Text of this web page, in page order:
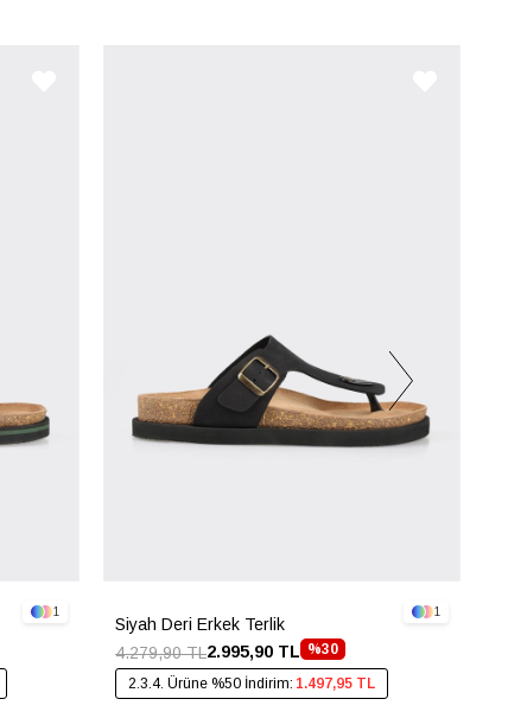
1
Siyah Deri Erkek Terlik
%30
2.995,90 TL
4.279,90 TL
2.3.4. Ürüne %50 İndirim: 1.497,95 TL
1